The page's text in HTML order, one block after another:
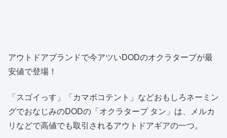
アウトドアブランドで今アツいDODのオクラタープが最
安値で登場！
「スゴイっす」「カマボコテント」などおもしろネーミン
グでおなじみのDODの「オクラタープ タン」は、メルカ
リなどで高値でも取引されるアウトドアギアの一つ。